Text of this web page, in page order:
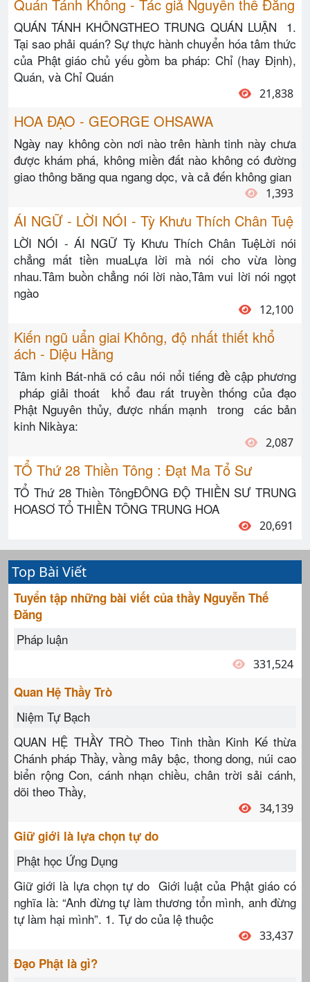
Quán Tánh Không - Tác giả Nguyễn thế Đăng
QUÁN TÁNH KHÔNGTHEO TRUNG QUÁN LUẬN 1.
Tại sao phải quán? Sự thực hành chuyển hóa tâm thức
của Phật giáo chủ yếu gồm ba pháp: Chỉ (hay Định),
Quán, và Chỉ Quán
21,838
HOA ĐẠO - GEORGE OHSAWA
Ngày nay không còn nơi nào trên hành tinh này chưa
được khám phá, không miền đất nào không có đường
giao thông băng qua ngang dọc, và cả đến không gian
1,393
ÁI NGỮ - LỜI NÓI - Tỳ Khưu Thích Chân Tuệ
LỜI NÓI - ÁI NGỮ Tỳ Khưu Thích Chân TuệLời nói
chẳng mất tiền muaLựa lời mà nói cho vừa lòng
nhau.Tâm buồn chẳng nói lời nào,Tâm vui lời nói ngọt
ngào
12,100
Kiến ngũ uẩn giai Không, độ nhất thiết khổ
ách - Diệu Hằng
Tâm kinh Bát-nhã có câu nói nổi tiếng đề cập phương
pháp giải thoát khổ đau rất truyền thống của đạo
Phật Nguyên thủy, được nhấn mạnh trong các bản
kinh Nikàya:
2,087
TỔ Thứ 28 Thiền Tông : Đạt Ma Tổ Sư
TỔ Thứ 28 Thiền TôngĐÔNG ĐỘ THIỀN SƯ TRUNG
HOASƠ TỔ THIỀN TÔNG TRUNG HOA
20,691
Top Bài Viết
Tuyển tập những bài viết của thầy Nguyễn Thế
Đăng
Pháp luận
331,524
Quan Hệ Thầy Trò
Niệm Tự Bạch
QUAN HỆ THẦY TRÒ Theo Tinh thần Kinh Kế thừa
Chánh pháp Thầy, vầng mây bậc, thong dong, núi cao
biển rộng Con, cánh nhạn chiều, chân trời sải cánh,
dõi theo Thầy,
34,139
Giữ giới là lựa chọn tự do
Phật học Ứng Dụng
Giữ giới là lựa chọn tự do Giới luật của Phật giáo có
nghĩa là: “Anh đừng tự làm thương tổn mình, anh đừng
tự làm hại mình”. 1. Tự do của lệ thuộc
33,437
Đạo Phật là gì?